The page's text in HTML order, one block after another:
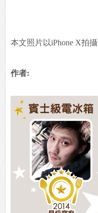
本文照片以iPhone X拍攝
作者: